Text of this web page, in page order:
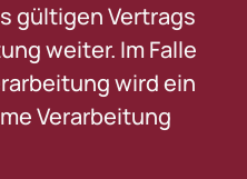
gültigen Vertrags
weiter. Im Falle
wird ein
Verarbeitung